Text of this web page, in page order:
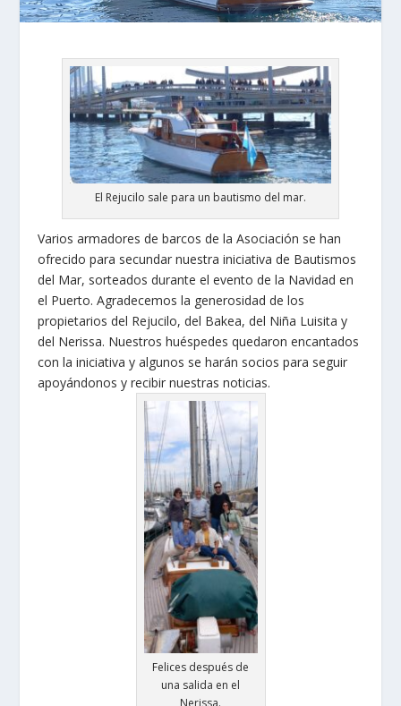
El Rejucilo sale para un bautismo del mar.
Varios armadores de barcos de la Asociación se han
ofrecido para secundar nuestra iniciativa de Bautismos
del Mar, sorteados durante el evento de la Navidad en
el Puerto. Agradecemos la generosidad de los
propietarios del Rejucilo, del Bakea, del Niña Luisita y
del Nerissa. Nuestros huéspedes quedaron encantados
con la iniciativa y algunos se harán socios para seguir
apoyándonos y recibir nuestras noticias.
Felices después de
una salida en el